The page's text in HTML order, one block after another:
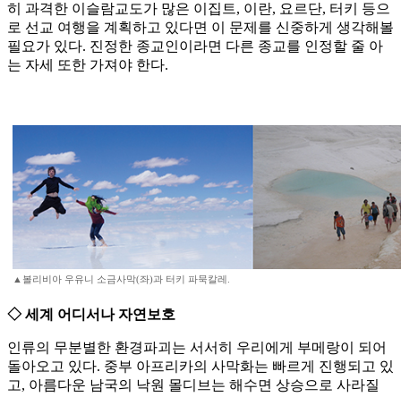
히 과격한 이슬람교도가 많은 이집트, 이란, 요르단, 터키 등으
로 선교 여행을 계획하고 있다면 이 문제를 신중하게 생각해볼
필요가 있다. 진정한 종교인이라면 다른 종교를 인정할 줄 아
는 자세 또한 가져야 한다.
▲볼리비아 우유니 소금사막(좌)과 터키 파묵칼레.
◇ 세계 어디서나 자연보호
인류의 무분별한 환경파괴는 서서히 우리에게 부메랑이 되어
돌아오고 있다. 중부 아프리카의 사막화는 빠르게 진행되고 있
고, 아름다운 남국의 낙원 몰디브는 해수면 상승으로 사라질